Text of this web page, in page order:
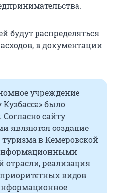
будут распределяться
в документации
учреждение
Кузбасса» было
Согласно сайту
являются создание
в Кемеровской
отрасли, реализация
видов